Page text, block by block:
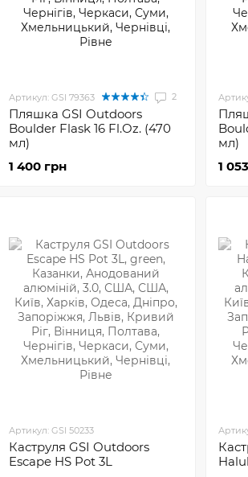
Артикул: GSI 79363 2
Пляшка GSI Outdoors
Boulder Flask 16 Fl.Oz. (470
мл)
1 400 грн
мл)
1
Артикул: GSI 50233
Каструля GSI Outdoors
Escape HS Pot 3L